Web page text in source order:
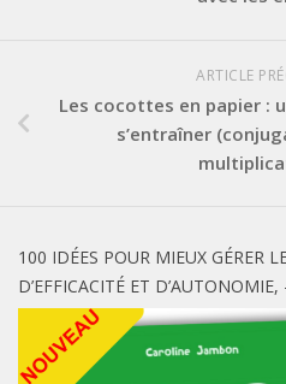
ARTICLE
Les cocottes en papier :
s’entraîner
100 IDÉES POUR MIEUX GÉRER
D’EFFICACITÉ ET D’AUTONOMIE,